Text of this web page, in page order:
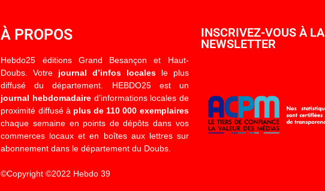
À PROPOS
Hebdo25 éditions Grand Besançon et Haut-
Doubs. Votre journal d’infos localesle plus
diffusé du département. HEBDO25 est un
journal hebdomadaired’informations locales de
proximité diffusé à plus de 110 000 exemplaires
chaque semaine en points de dépôts dans vos
commerces locaux et en boîtes aux lettres sur
abonnement dans le département du Doubs.
©Copyright ©2022 Hebdo 39
INSCRIVEZ-VOUS À LA
NEWSLETTER